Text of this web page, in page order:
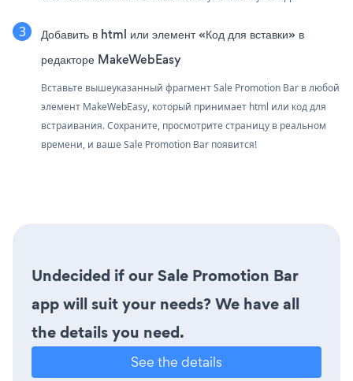
Добавить в html или элемент «Код для вставки» в
редакторе MakeWebEasy
Вставьте вышеуказанный фрагмент Sale Promotion Bar в любой
элемент MakeWebEasy, который принимает html или код для
встраивания. Сохраните, просмотрите страницу в реальном
времени, и ваше Sale Promotion Bar появится!
Undecided if our Sale Promotion Bar
app will suit your needs? We have all
the details you need.
See the details